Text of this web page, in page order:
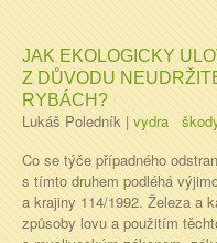
JAK EKOLOGICKY
Z DŮVODU
RYBÁCH?
Lukáš Poledník | vydra
Co se týče případného
s tímto druhem podléhá
a krajiny 114/1992. Železa a
způsoby lovu a použitím